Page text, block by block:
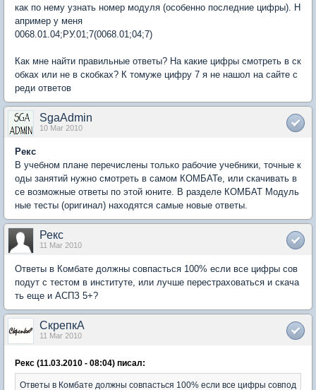
как по нему узнать номер модуля (особенно последние цифры). Н
апример у меня
0068.01.04;РУ.01;7(0068.01;04;7)
Как мне найти правильные ответы? На какие цифры смотреть в ск
обках или не в скобках? К томуже цифру 7 я не нашол на сайте с
реди ответов
SgaAdmin
10 Mar 2010
Рекс
В учебном плане перечислены только рабочие учебники, точные к
оды занятий нужно смотреть в самом КОМБАТе, или скачивать в
се возможные ответы по этой юните. В разделе КОМБАТ Модуль
ные тесты (оригинал) находятся самые новые ответы.
Рекс
11 Mar 2010
Ответы в Комбате должны совпасться 100% если все цифры сов
подут с тестом в институте, или лучше перестраховаться и скача
ть еще и АСПЗ 5+?
СкрепкА
11 Mar 2010
Рекс (11.03.2010 - 08:04) писал:
Ответы в Комбате должны совпасться 100% если все цифры совпод